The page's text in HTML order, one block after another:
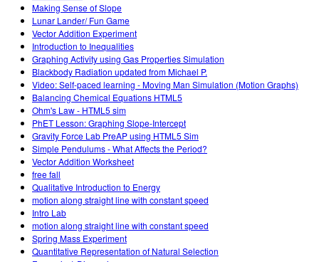
Making Sense of Slope
Lunar Lander/ Fun Game
Vector Addition Experiment
Introduction to Inequalities
Graphing Activity using Gas Properties Simulation
Blackbody Radiation updated from Michael P.
Video: Self-paced learning - Moving Man Simulation (Motion Graphs)
Balancing Chemical Equations HTML5
Ohm's Law - HTML5 sim
PhET Lesson: Graphing Slope-Intercept
Gravity Force Lab PreAP using HTML5 Sim
Simple Pendulums - What Affects the Period?
Vector Addition Worksheet
free fall
Qualitative Introduction to Energy
motion along straight line with constant speed
Intro Lab
motion along straight line with constant speed
Spring Mass Experiment
Quantitative Representation of Natural Selection